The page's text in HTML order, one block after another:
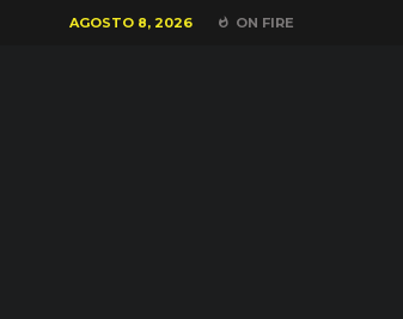
AGOSTO 8, 2026 ON FIRE